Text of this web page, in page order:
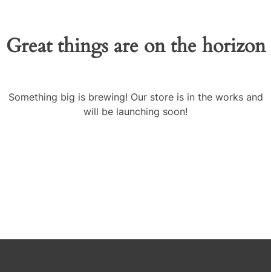
Great things are on the horizon
Something big is brewing! Our store is in the works and
will be launching soon!